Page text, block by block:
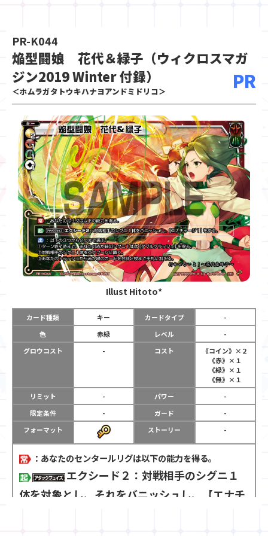
PR-K044
焔型闘娘 花代＆緑子（ウィクロスマガ
ジン2019 Winter 付録）
＜ホムラガタトウキハナヨアンドミドリコ＞ PR
Illust Hitoto*
カード種類 キー カードタイプ
-
色
赤緑 レベル
-
グロウコスト
- コスト
《コイン》×２
《赤》×１
《緑》×１
《無》×１
リミット
- パワー
-
限定条件
- ガード
-
フォーマット
ストーリー -
：あなたのセンタールリグは以下の能力を得る。
エクシード２：対戦相手のシグニ１
体を対象とし、それをバニッシュし、【エナチ